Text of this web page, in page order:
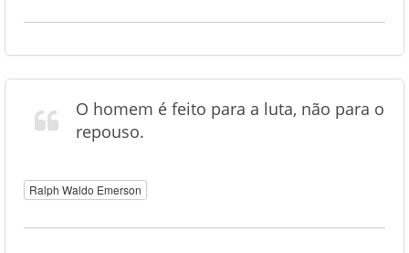
O homem é feito para a luta, não para o
repouso.
Ralph Waldo Emerson